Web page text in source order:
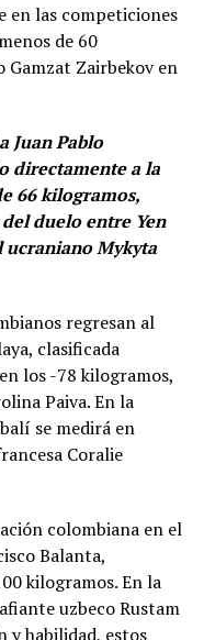
en las competiciones
de 60
Zairbekov en
Juan Pablo
directamente a la
66 kilogramos,
duelo entre Yen
ucraniano Mykyta
regresan al
clasificada
los -78 kilogramos,
Paiva. En la
se medirá en
Coralie
colombiana en el
Balanta,
kilogramos. En la
uzbeco Rustam
y habilidad, estos